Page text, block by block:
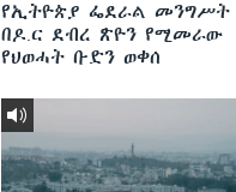
የኢትዮጵያ ፌደራል መንግሥት
በዶ.ር ደብረ ጽዮን የሚመራው
የህወሓት ቡድን ወቀሰ